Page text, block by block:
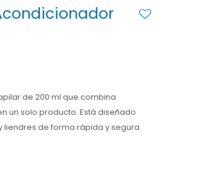
de 200 ml que combina
un solo producto. Está diseñado
de forma rápida y segura.